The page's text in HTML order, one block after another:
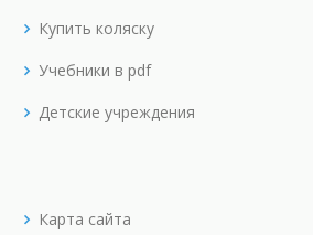
Купить коляску
Учебники в pdf
Детские учреждения
Карта сайта